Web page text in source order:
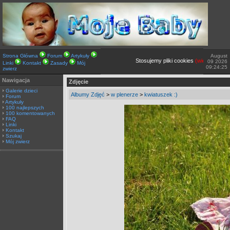
Strona Główna Forum
Artykuły
Linki
Kontakt Zasady
Mój
zwierz
Stosujemy pliki cookies(więcej TUTAJ).
August
09 2026
09:24:25
Nawigacja
Galerie dzieci
Forum
Artykuły
100 najlepszych
100 komentowanych
FAQ
Linki
Kontakt
Szukaj
Mój zwierz
Zdjęcie
Albumy Zdjęć > w plenerze > kwiatuszek :)